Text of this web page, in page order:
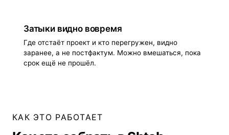
Затыки видно вовремя
Где отстаёт проект и кто перегружен, видно
заранее, а не постфактум. Можно вмешаться, пока
срок ещё не прошёл.
КАК ЭТО РАБОТАЕТ